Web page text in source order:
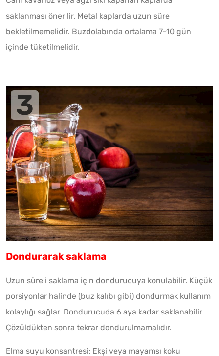
saklanması önerilir. Metal kaplarda uzun süre
bekletilmemelidir. Buzdolabında ortalama 7–10 gün
içinde tüketilmelidir.
Dondurarak saklama
Uzun süreli saklama için dondurucuya konulabilir. Küçük
porsiyonlar halinde (buz kalıbı gibi) dondurmak kullanım
kolaylığı sağlar. Dondurucuda 6 aya kadar saklanabilir.
Çözüldükten sonra tekrar dondurulmamalıdır.
Elma suyu konsantresi: Ekşi veya mayamsı koku